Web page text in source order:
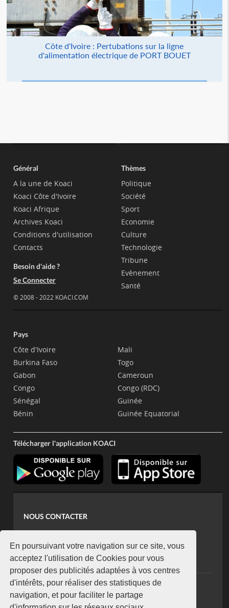
En poursuivant votre navigation sur ce site, vous
acceptez l'utilisation de Cookies pour vous
proposer des publicités adaptées à vos centres
d'intérêts, pour réaliser des statistiques de
navigation, et pour faciliter le partage
Côte d'Ivoire : Pertubations sur la ligne
d'alimentation électrique de PORT BOUET
Général
A la une de Koaci
Koaci Côte d'Ivoire
Koaci Afrique
Archives Koaci
Conditions d'utilisation
Contacts
Besoin d'aide ?
Se Connecter
© 2008 - 2022 KOACI.COM
Thèmes
Politique
Société
Sport
Economie
Culture
Technologie
Tribune
Evènement
Santé
Pays
Côte d'Ivoire
Burkina Faso
Gabon
Congo
Sénégal
Bénin
Mali
Togo
Cameroun
Congo (RDC)
Guinée
Guinée Equatorial
Télécharger l'application KOACI
NOUS CONTACTER
koaci@yahoo.fr
+225 07 08 85 52 93
NEWSLETTER
Restez connecté via notre newsletter